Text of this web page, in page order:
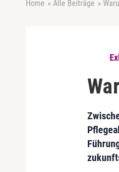
Home » Alle Beiträge »